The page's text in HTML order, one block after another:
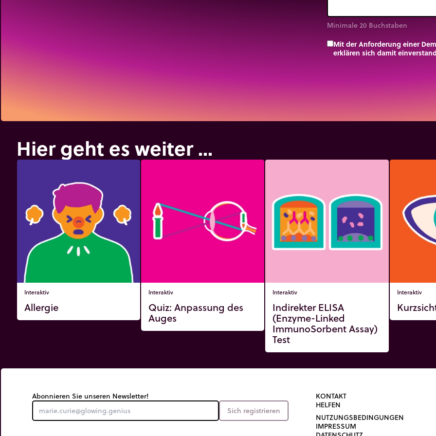
Minimale 20 Buchstaben
Mit der Anforderung einer
erklären sich damit
Hier geht es weiter ...
Interaktiv
Allergie
Interaktiv
Quiz: Anpassung des
Auges
Interaktiv
Indirekter ELISA
(Enzyme-Linked
ImmunoSorbent Assay)
Test
Interaktiv
Abonnieren Sie unseren Newsletter!
Sich registrieren
KONTAKT
HELFEN
NUTZUNGSBEDINGUNGEN
IMPRESSUM